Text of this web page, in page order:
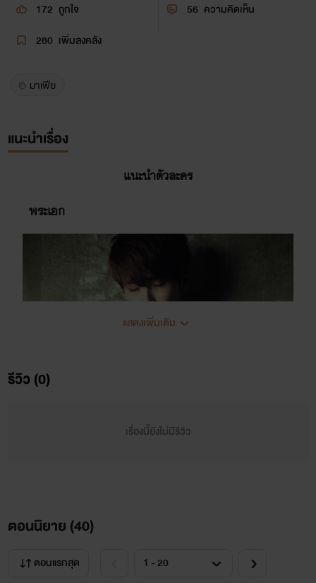
172 ถูกใจ 56 ความคิดเห็น
280 เพิ่มลงคลัง
มาเฟีย
แนะนำเรื่อง
แนะนำตัวละคร
พระเอก
แสดงเพิ่มเติม
รีวิว (0)
เรื่องนี้ยังไม่มีรีวิว
ตอนนิยาย (40)
ตอนแรกสุด